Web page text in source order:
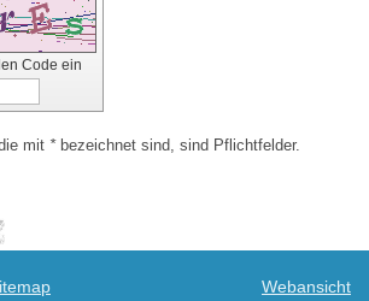
Code ein
mit *bezeichnet sind, sind Pflichtfelder.
Webansicht